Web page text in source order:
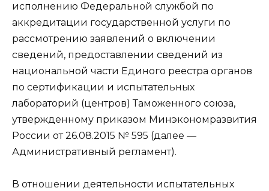
исполнению Федеральной службой по
аккредитации государственной услуги по
рассмотрению заявлений о включении
сведений, предоставлении сведений из
национальной части Единого реестра органов
по сертификации и испытательных
лабораторий (центров) Таможенного союза,
утвержденному приказом Минэкономразвития
России от 26.08.2015 № 595 (далее —
Административный регламент).
В отношении деятельности испытательных